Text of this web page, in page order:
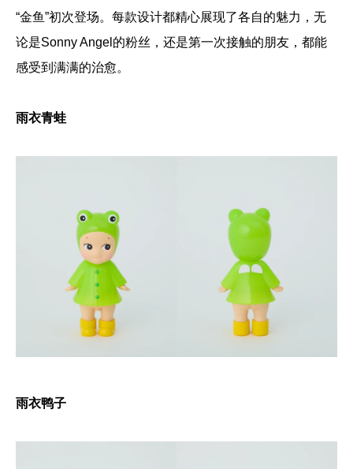
“金鱼”初次登场。每款设计都精心展现了各自的魅力，无
论是Sonny Angel的粉丝，还是第一次接触的朋友，都能
感受到满满的治愈。
雨衣青蛙
雨衣鸭子